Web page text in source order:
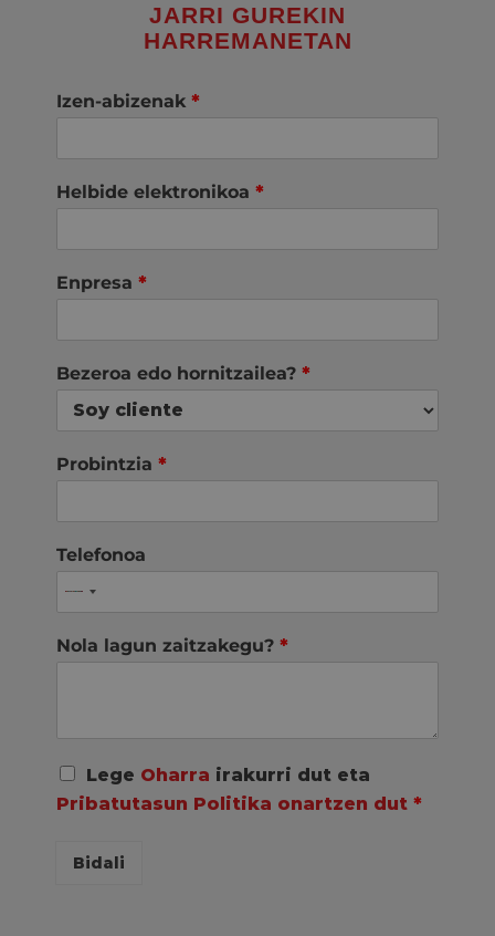
JARRI GUREKIN
HARREMANETAN
Izen-abizenak *
Helbide elektronikoa *
Enpresa *
Bezeroa edo hornitzailea? *
Probintzia *
Telefonoa
Nola lagun zaitzakegu? *
A
u
Lege Oharra irakurri dut eta
Pribatutasun Politika onartzen dut *
Bidali